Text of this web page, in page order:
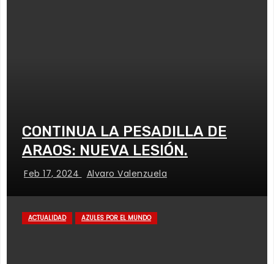
CONTINUA LA PESADILLA DE
ARAOS: NUEVA LESIÓN.
Feb 17, 2024 Alvaro Valenzuela
ACTUALIDAD AZULES POR EL MUNDO